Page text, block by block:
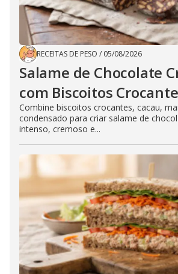
RECEITAS DE PESO / 05/08/2026
Salame de Chocolate
com Biscoitos
Combine biscoitos crocantes, cacau,
condensado para criar salame de
intenso, cremoso e...